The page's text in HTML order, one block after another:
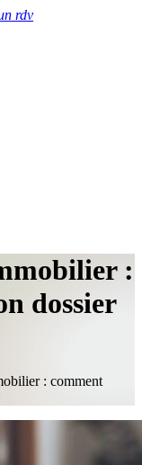
rdv
:
dossier
: comment